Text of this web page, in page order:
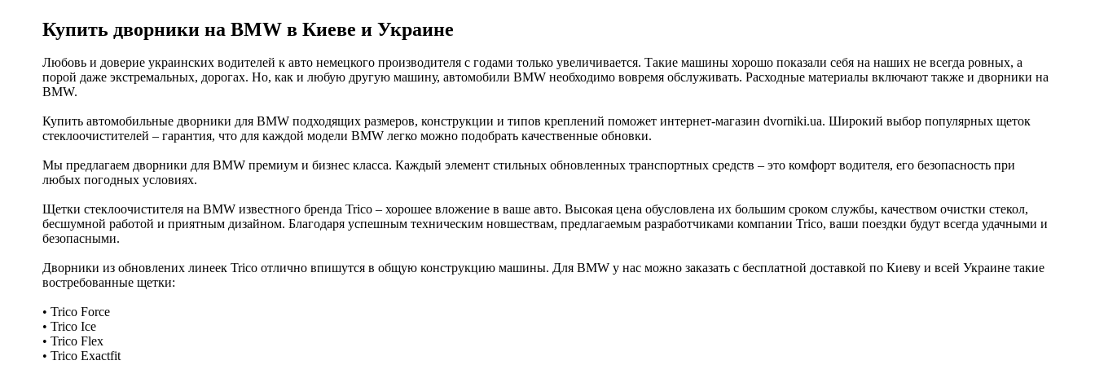
Купить дворники на BMW в Киеве и Украине
Любовь и доверие украинских водителей к авто немецкого производителя с годами только увеличивается. Такие машины хорошо показали себя на наших не всегда ровных, а
порой даже экстремальных, дорогах. Но, как и любую другую машину, автомобили BMW необходимо вовремя обслуживать. Расходные материалы включают также и дворники на
BMW.
Купить автомобильные дворники для BMW подходящих размеров, конструкции и типов креплений поможет интернет-магазин dvorniki.ua. Широкий выбор популярных щеток
стеклоочистителей – гарантия, что для каждой модели BMW легко можно подобрать качественные обновки.
Мы предлагаем дворники для BMW премиум и бизнес класса. Каждый элемент стильных обновленных транспортных средств – это комфорт водителя, его безопасность при
любых погодных условиях.
Щетки стеклоочистителя на BMW известного бренда Trico – хорошее вложение в ваше авто. Высокая цена обусловлена их большим сроком службы, качеством очистки стекол,
бесшумной работой и приятным дизайном. Благодаря успешным техническим новшествам, предлагаемым разработчиками компании Trico, ваши поездки будут всегда удачными и
безопасными.
Дворники из обновлених линеек Trico отлично впишутся в общую конструкцию машины. Для BMW у нас можно заказать с бесплатной доставкой по Киеву и всей Украине такие
востребованные щетки:
• Trico Force
• Trico Ice
• Trico Flex
• Trico Exactfit